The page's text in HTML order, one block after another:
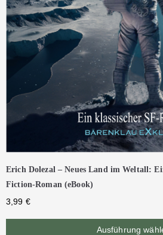
Erich Dolezal – Neues Land im Weltall:
Fiction-Roman (eBook)
3,99 €
Ausführung